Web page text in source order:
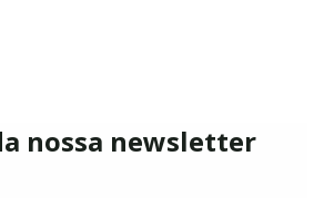
nossa newsletter